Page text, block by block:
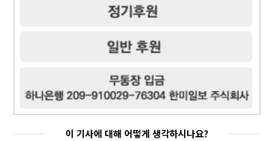
이 기사에 대해 어떻게 생각하시나요?